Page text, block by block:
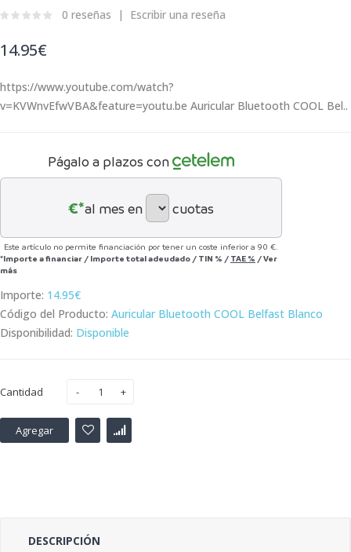
0 reseñas Escribir una reseña
14.95€
https://www.youtube.com/watch?
v=KVWnvEfwVBA&feature=youtu.be Auricular Bluetooth COOL Bel..
Págalo a plazos con
€*al mes en cuotas
Este artículo no permite financiación por tener un coste inferior a 90 €.
*Importe a financiar / Importe total adeudado / TIN % / TAE % /Ver
más
Importe: 14.95€
Código del Producto: Auricular Bluetooth COOL Belfast Blanco
Disponibilidad: Disponible
Cantidad
Agregar
DESCRIPCIÓN